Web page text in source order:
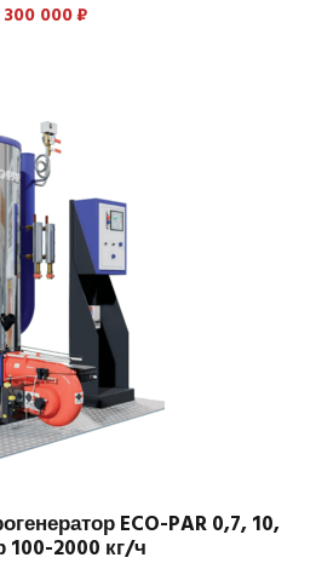
300 000₽
ECO-PAR 0,7, 10,
100-2000 кг/ч